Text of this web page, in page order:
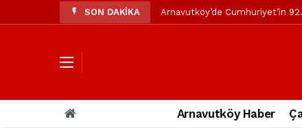
SON DAKİKA Arnavutköy’de Cumhuriyet’in 92.
Özgür Özel’den Arnavutköy
Arnavutköy’ün nüfusu 2024
Arnavutköy Taşoluk’ta seyir
Arnavutköy İmrahor Mahallesi
Arnavutköy Haber